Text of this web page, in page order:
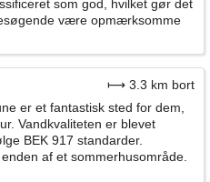
som god, hvilket gør det
være opmærksomme
⟼ 3.3 km bort
er et fantastisk sted for dem,
Vandkvaliteten er blevet
BEK 917 standarder.
af et sommerhusområde.